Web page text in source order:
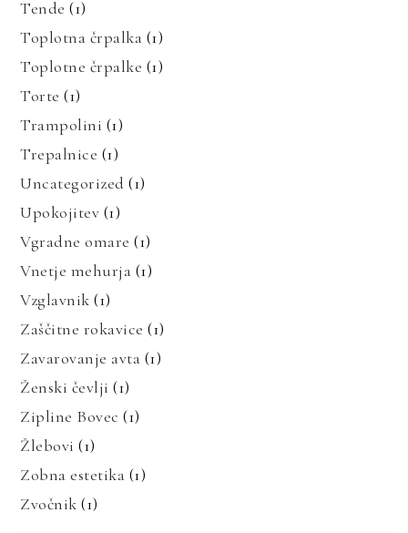
Tende (1)
Toplotna črpalka (1)
Toplotne črpalke (1)
Torte (1)
Trampolini (1)
Trepalnice (1)
Uncategorized (1)
Upokojitev (1)
Vgradne omare (1)
Vnetje mehurja (1)
Vzglavnik (1)
Zaščitne rokavice (1)
Zavarovanje avta (1)
Ženski čevlji (1)
Zipline Bovec (1)
Žlebovi (1)
Zobna estetika (1)
Zvočnik (1)